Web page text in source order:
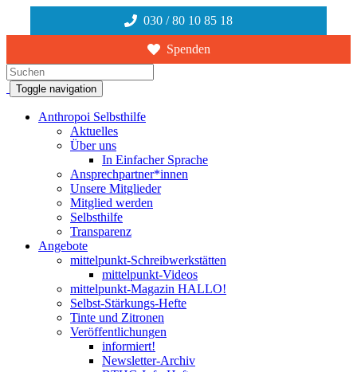
030 / 80 10 85 18
Spenden
Suchen
Toggle navigation
Anthropoi Selbsthilfe
Aktuelles
Über uns
In Einfacher Sprache
Ansprechpartner*innen
Unsere Mitglieder
Mitglied werden
Selbsthilfe
Transparenz
Angebote
mittelpunkt-Schreibwerkstätten
mittelpunkt-Videos
mittelpunkt-Magazin HALLO!
Selbst-Stärkungs-Hefte
Tinte und Zitronen
Veröffentlichungen
informiert!
Newsletter-Archiv